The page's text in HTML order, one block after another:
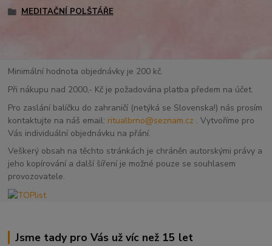
MEDITAČNÍ POLŠTÁŘE
Minimální hodnota objednávky je 200 kč.
Při nákupu nad 2000,- Kč je požadována platba předem na účet.
Pro zaslání balíčku do zahraničí (netýká se Slovenska!) nás prosím
kontaktujte na náš email: ritualbrno@seznam.cz . Vytvoříme pro
Vás individuální objednávku na přání.
Veškerý obsah na těchto stránkách je chráněn autorskými právy a
jeho kopírování a další šíření je možné pouze se souhlasem
provozovatele.
Jsme tady pro Vás už víc než 15 let